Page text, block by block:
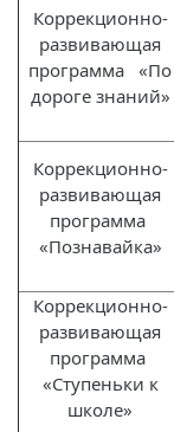
Коррекционно-
развивающая
программа «По
дороге знаний»
Коррекционно-
развивающая
программа
«Познавайка»
Коррекционно-
развивающая
программа
«Ступеньки к
школе»